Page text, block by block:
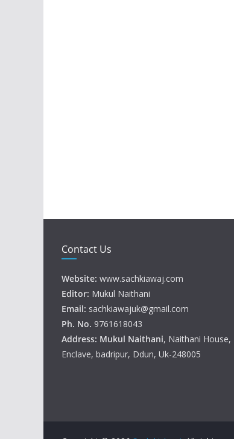
Contact Us
Website: www.sachkiawaj.com
Editor: Mukul Naithani
Email: sachkiawajuk@gmail.com
Ph. No. 9761618043
Address: Mukul Naithani, Naithani
Enclave, badripur, Ddun, Uk-248005